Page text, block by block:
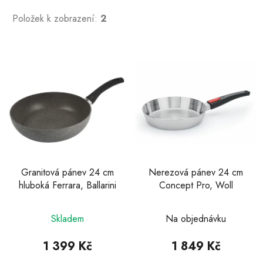
Položek k zobrazení: 2
s
p
Granitová pánev 24 cm
hluboká Ferrara, Ballarini
Skladem
1 399 Kč
Nerezová pánev 24 cm
Concept Pro, Woll
hodnocení
produktu
Na objednávku
1 849 Kč